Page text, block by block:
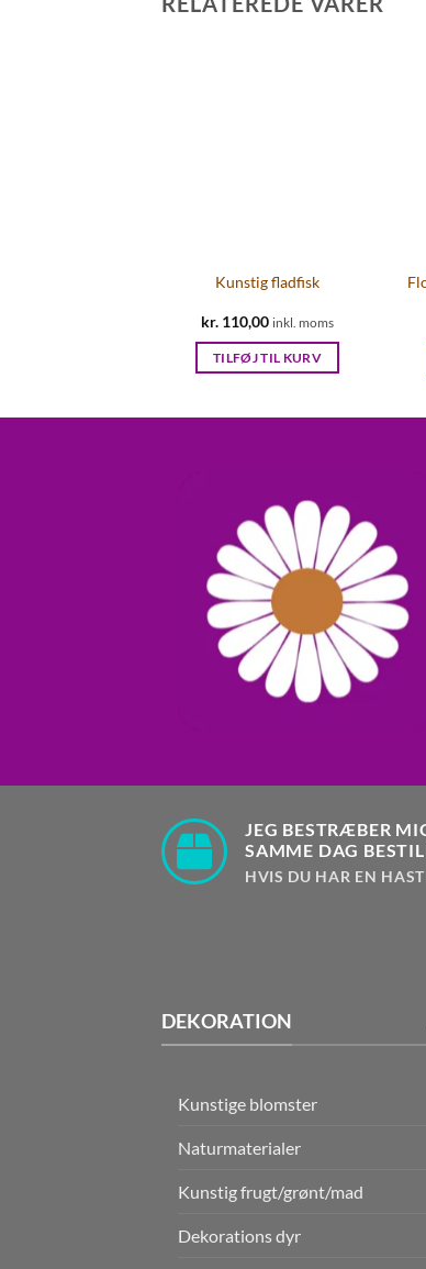
Kunstig fladfisk
kr. 110,00 inkl. moms
TILFØJ TIL KURV
JEG BESTRÆBER
SAMME DAG
HVIS DU HAR EN
DEKORATION
Kunstige blomster
Naturmaterialer
Kunstig frugt/grønt/mad
Dekorations dyr